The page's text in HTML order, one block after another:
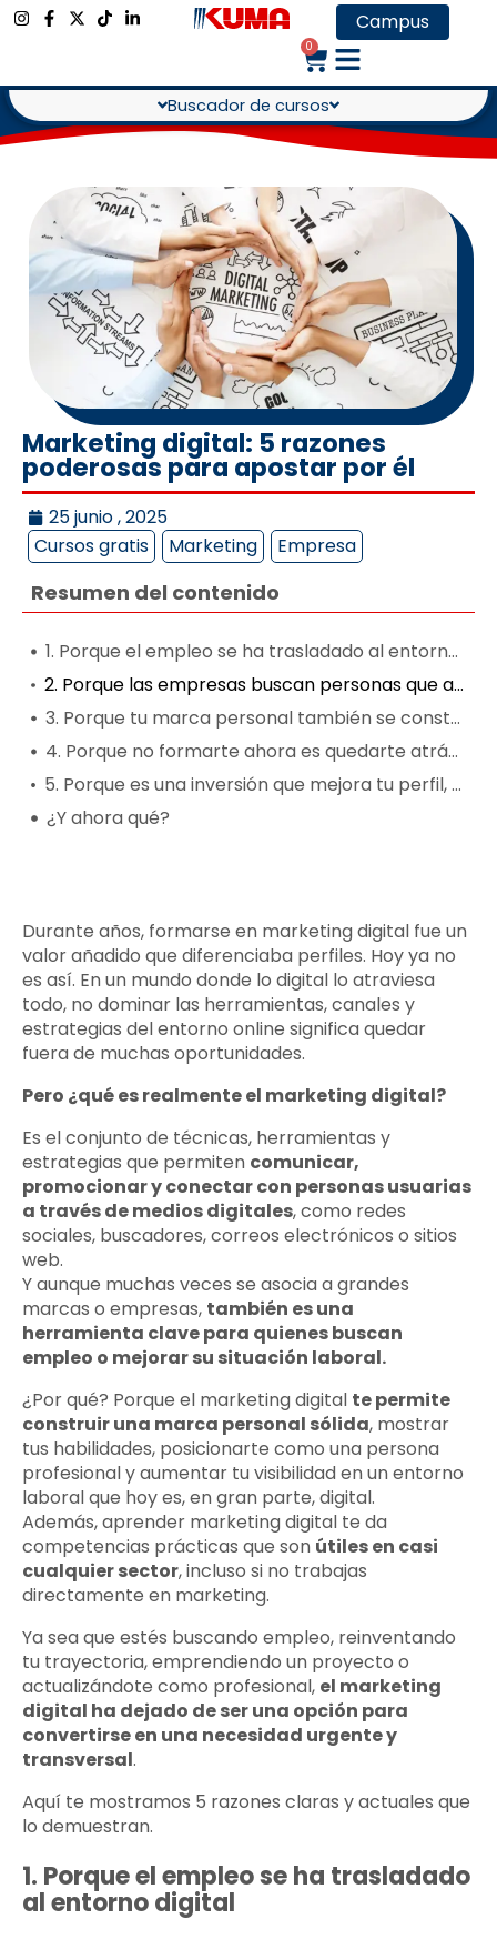
Campus
0
Buscador de cursos
Marketing digital: 5 razones
poderosas para apostar por él
25 junio , 2025
Cursos gratis
Marketing Empresa
Resumen del contenido
1. Porque el empleo se ha trasladado al entorno digital
2. Porque las empresas buscan personas que aporten valor desde el primer día
3. Porque tu marca personal también se construye en internet
4. Porque no formarte ahora es quedarte atrás mañana
5. Porque es una inversión que mejora tu perfil, sea cual sea tu sector
¿Y ahora qué?
Durante años, formarse en marketing digital fue un
valor añadido que diferenciaba perfiles. Hoy ya no
es así. En un mundo donde lo digital lo atraviesa
todo, no dominar las herramientas, canales y
estrategias del entorno online significa quedar
fuera de muchas oportunidades.
Pero ¿qué es realmente el marketing digital?
Es el conjunto de técnicas, herramientas y
estrategias que permiten comunicar,
promocionar y conectar con personas usuarias
a través de medios digitales, como redes
sociales, buscadores, correos electrónicos o sitios
web.
Y aunque muchas veces se asocia a grandes
marcas o empresas, también es una
herramienta clave para quienes buscan
empleo o mejorar su situación laboral.
¿Por qué? Porque el marketing digital te permite
construir una marca personal sólida, mostrar
tus habilidades, posicionarte como una persona
profesional y aumentar tu visibilidad en un entorno
laboral que hoy es, en gran parte, digital.
Además, aprender marketing digital te da
competencias prácticas que son útiles en casi
cualquier sector, incluso si no trabajas
directamente en marketing.
Ya sea que estés buscando empleo, reinventando
tu trayectoria, emprendiendo un proyecto o
actualizándote como profesional, el marketing
digital ha dejado de ser una opción para
convertirse en una necesidad urgente y
transversal.
Aquí te mostramos 5 razones claras y actuales que
lo demuestran.
1. Porque el empleo se ha trasladado
al entorno digital